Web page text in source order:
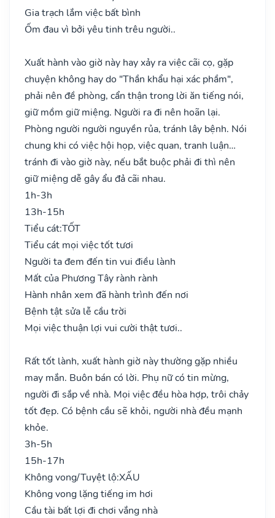
Gia trạch lắm việc bất bình
Ốm đau vì bởi yêu tinh trêu người..
Xuất hành vào giờ này hay xảy ra việc cãi cọ, gặp
chuyện không hay do "Thần khẩu hại xác phầm",
phải nên đề phòng, cẩn thận trong lời ăn tiếng nói,
giữ mồm giữ miệng. Người ra đi nên hoãn lại.
Phòng người người nguyền rủa, tránh lây bệnh. Nói
chung khi có việc hội họp, việc quan, tranh luận…
tránh đi vào giờ này, nếu bắt buộc phải đi thì nên
giữ miệng dễ gây ẩu đả cãi nhau.
1h-3h
13h-15h
Tiểu cát:TỐT
Tiểu cát mọi việc tốt tươi
Người ta đem đến tin vui điều lành
Mất của Phương Tây rành rành
Hành nhân xem đã hành trình đến nơi
Bệnh tật sửa lễ cầu trời
Mọi việc thuận lợi vui cười thật tươi..
Rất tốt lành, xuất hành giờ này thường gặp nhiều
may mắn. Buôn bán có lời. Phụ nữ có tin mừng,
người đi sắp về nhà. Mọi việc đều hòa hợp, trôi chảy
tốt đẹp. Có bệnh cầu sẽ khỏi, người nhà đều mạnh
khỏe.
3h-5h
15h-17h
Không vong/Tuyệt lộ:XẤU
Không vong lặng tiếng im hơi
Cầu tài bất lợi đi chơi vắng nhà